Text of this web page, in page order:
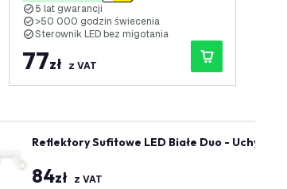
5 lat gwarancji
>50 000 godzin świecenia
Sterownik LED bez migotania
77zł z VAT
Reflektory Sufitowe LED Białe Duo - Uchylne
84zł z VAT